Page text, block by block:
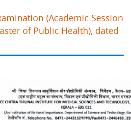
(Academic Session
of Public Health), dated